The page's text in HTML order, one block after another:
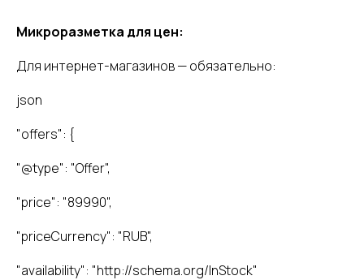
Микроразметка для цен:
Для интернет-магазинов — обязательно:
json
"offers": {
"@type": "Offer",
"price": "89990",
"priceCurrency": "RUB",
"availability": "http://schema.org/InStock"